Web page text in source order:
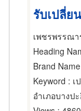
เพชรพรรณา
Heading
Brand Name
Keyword : เ
อำเภอบางป